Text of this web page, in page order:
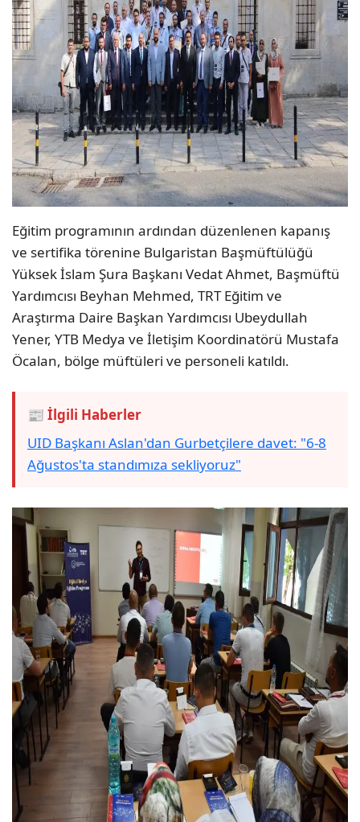
Eğitim programının ardından düzenlenen kapanış
ve sertifika törenine Bulgaristan Başmüftülüğü
Yüksek İslam Şura Başkanı Vedat Ahmet, Başmüftü
Yardımcısı Beyhan Mehmed, TRT Eğitim ve
Araştırma Daire Başkan Yardımcısı Ubeydullah
Yener, YTB Medya ve İletişim Koordinatörü Mustafa
Öcalan, bölge müftüleri ve personeli katıldı.
📰 İlgili Haberler
UID Başkanı Aslan'dan Gurbetçilere davet: "6-8
Ağustos'ta standımıza sekliyoruz"